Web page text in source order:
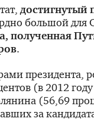
достигнутый
большой
полученная
.
президента,
(в 2012
(56,69
за